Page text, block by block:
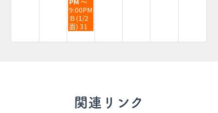
日,
9
月
2nd
2026
9:00PM
Ｂ(1/2
面) 31
関連リンク